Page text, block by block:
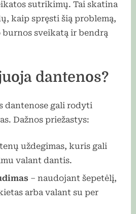
sutrikimų. Tai skatina
kaip spręsti šią problemą,
sveikatą ir bendrą
dantenos?
dantenose gali rodyti
Dažnos priežastys:
uždegimas, kuris gali
valant dantis.
– naudojant šepetėlį,
arba valant su per